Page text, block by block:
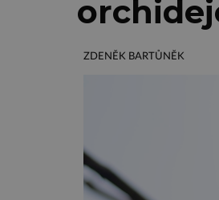
ZDENĚK BARTŮNĚK